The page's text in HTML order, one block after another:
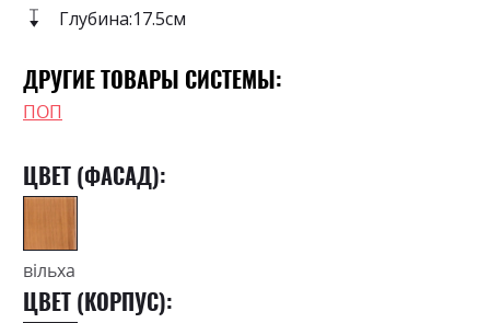
Глубина:17.5см
ДРУГИЕ ТОВАРЫ СИСТЕМЫ:
ПОП
ЦВЕТ (ФАСАД):
вільха
ЦВЕТ (КОРПУС):